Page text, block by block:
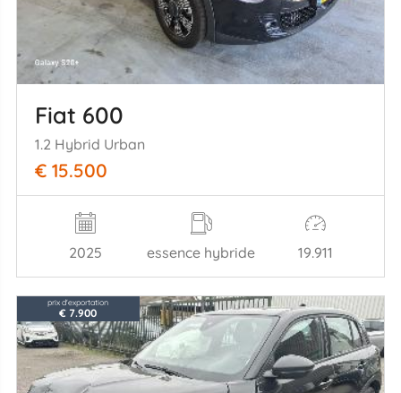
Fiat 600
1.2 Hybrid Urban
€ 15.500
2025 essence hybride 19.911
prix d'exportation
€ 7.900